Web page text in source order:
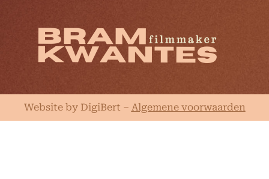
Website by DigiBert – Algemene voorwaarden